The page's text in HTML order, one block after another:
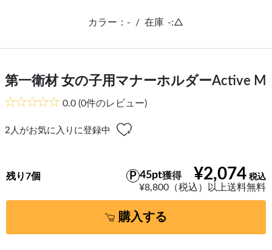
カラー：- / 在庫 -:△
第一衛材 女の子用マナーホルダーActive M
0.0 (0件のレビュー)
2 人がお気に入りに登録中
¥2,074
45pt獲得
¥8,800（税込）以上送料無料
残り7個
購入する